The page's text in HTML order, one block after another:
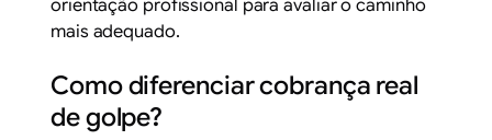
orientação profissional para avaliar o caminho
mais adequado.
Como diferenciar cobrança real
de golpe?